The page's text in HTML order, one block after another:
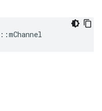
::mChannel